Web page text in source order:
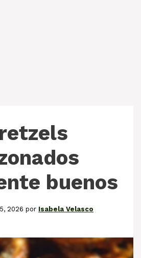
buenos
2026 por Isabela Velasco